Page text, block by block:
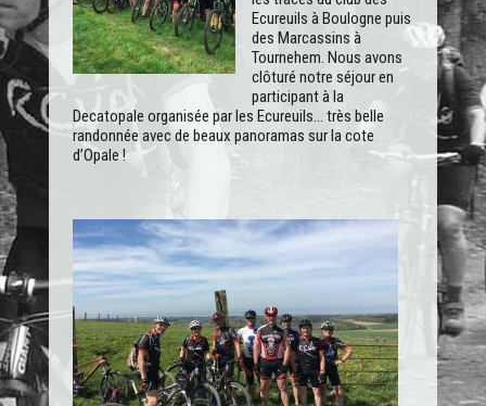
Ecureuils à Boulogne puis
des Marcassins à
Tournehem. Nous avons
clôturé notre séjour en
participant à la
Decatopale organisée par les Ecureuils… très belle
randonnée avec de beaux panoramas sur la cote
d’Opale !